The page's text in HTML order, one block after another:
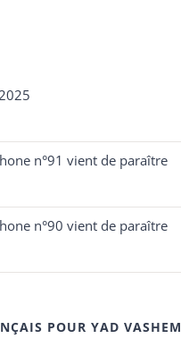
n°91 vient de paraître
n°90 vient de paraître
POUR YAD VASHEM